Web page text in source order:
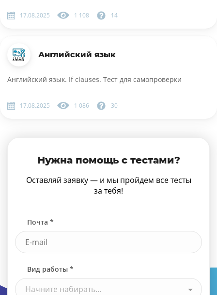
17.08.2025 1 108 14
Английский язык
Английский язык. If clauses. Тест для самопроверки
17.08.2025 1 086 30
Нужна помощь с тестами?
Оставляй заявку — и мы пройдем все тесты
за тебя!
Почта *
Вид работы *
Начните набирать...